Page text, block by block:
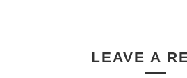
LEAVE A